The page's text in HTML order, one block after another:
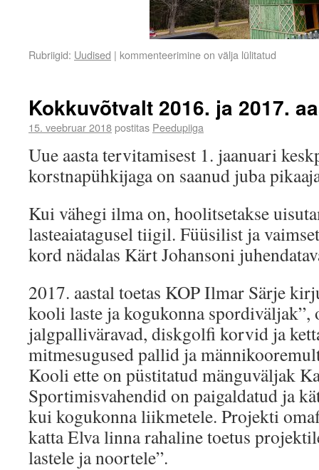
Rubriigid: Uudised | kommenteerimine on välja lülitatud
Kokkuvõtvalt 2016. ja 2017.
15. veebruar 2018postitas Peedupiiga
Uue aasta tervitamisest 1. jaanuari
korstnapühkijaga on saanud juba
Kui vähegi ilma on, hoolitsetakse
lasteaiatagusel tiigil. Füüsilist ja
kord nädalas Kärt Johansoni
2017. aastal toetas KOP Ilmar Särje
kooli laste ja kogukonna spordiväljak”,
jalgpalliväravad, diskgolfi korvid ja
mitmesugused pallid ja
Kooli ette on püstitatud mänguväljak
Sportimisvahendid on paigaldatud ja
kui kogukonna liikmetele. Projekti
katta Elva linna rahaline toetus
lastele ja noortele”.